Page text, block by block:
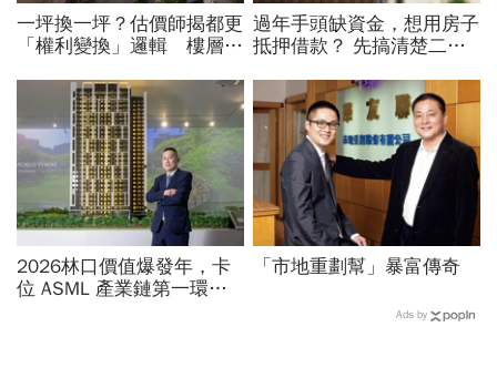
一坪換一坪？估價師揭都更
「權利變換」邏輯 樓層、
都會影響價值！
過年手頭缺資金，想用房子
抵押借款？ 先搞清楚二
2026林口價值爆發年，卡
位 ASML 產業鏈第一環的
「市地重劃幫」暴富傳奇
Ads by